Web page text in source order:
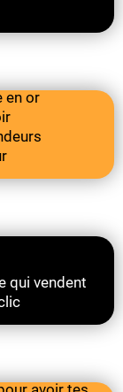
en or
qui vendent